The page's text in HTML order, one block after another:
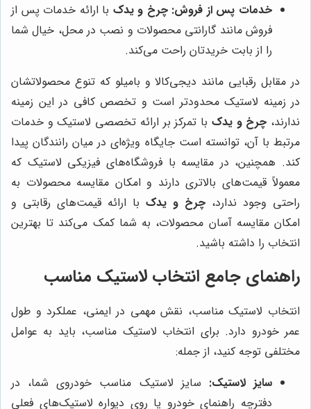
خدمات پس از فروش: چرخ و یدک با ارائه خدمات پس از
فروش مانند گارانتی محصولات و نصب در محل، خیال شما
را از بابت خریدتان راحت می‌کند.
در مقابل رقبایی مانند دیجی‌کالا و بامیلو که تنوع محصولاتشان
در زمینه لاستیک محدودتر است و تخصص کافی در این زمینه
ندارند، چرخ و یدک با تمرکز بر ارائه تخصصی لاستیک و خدمات
مرتبط با آن، توانسته است جایگاه ویژه‌ای در میان رانندگان پیدا
کند. همچنین، در مقایسه با فروشگاه‌های فیزیکی لاستیک که
معمولاً قیمت‌های بالاتری دارند و امکان مقایسه محصولات به
راحتی وجود ندارد، چرخ و یدک با ارائه قیمت‌های رقابتی و
امکان مقایسه آسان محصولات، به شما کمک می‌کند تا بهترین
انتخاب را داشته باشید.
راهنمای جامع انتخاب لاستیک مناسب
انتخاب لاستیک مناسب، نقش مهمی در ایمنی، عملکرد و طول
عمر خودرو دارد. برای انتخاب لاستیک مناسب، باید به عوامل
مختلفی توجه کنید، از جمله:
سایز لاستیک: سایز لاستیک مناسب خودروی شما، در
دفترچه راهنمای خودرو یا روی دیواره لاستیک‌های فعلی